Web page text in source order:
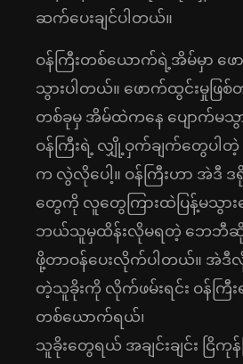
ဆက်ပေးချင်ပါတယ်။
ဝန်ကြီးတစ်ယောက်ရဲ့အိမ်မှာ ဖေ
သွားပါတယ်။ ဖောက်ထွင်းမှုဖြ
တစ်ခုမှ အိမ်ထဲကနေ ပျောက်မသွာ
ဝန်ကြီးရဲ့ လျှို့ဝှက်ချက်တွေပါ
က လွဲလိုပေါ့။ ဝန်ကြီးဟာ အဲဒီ
တွေကို လူတွေကြားထဲပြန့်မသွာ
ဘယ်သူမှထိန်းလိုမရတဲ့ ဘေဘီဆိုနဲ့
ဖို့တာဝန်ပေးလိုက်ပါတယ်။ အဲဒီလို
တဲ့သူခိုးကို လိုက်ဖမ်းရင်း ဝန်ကြီး
တစ်ယောက်ရယ်၊
သူခိုးတွေရယ် အချင်းချင်း ငြိ